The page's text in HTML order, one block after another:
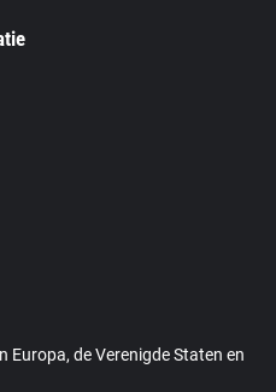
Europa, de Verenigde Staten en